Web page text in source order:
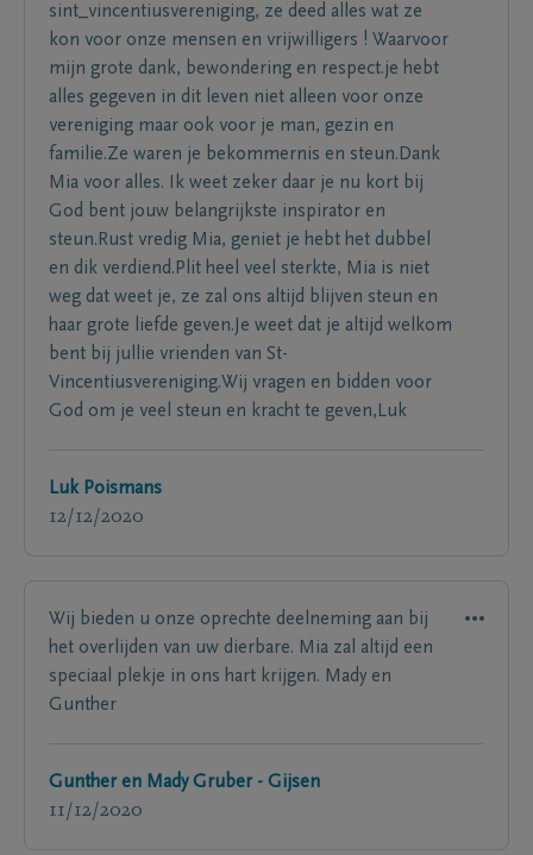
sint_vincentiusvereniging, ze deed alles wat ze
kon voor onze mensen en vrijwilligers ! Waarvoor
mijn grote dank, bewondering en respect.je hebt
alles gegeven in dit leven niet alleen voor onze
vereniging maar ook voor je man, gezin en
familie.Ze waren je bekommernis en steun.Dank
Mia voor alles. Ik weet zeker daar je nu kort bij
God bent jouw belangrijkste inspirator en
steun.Rust vredig Mia, geniet je hebt het dubbel
en dik verdiend.Plit heel veel sterkte, Mia is niet
weg dat weet je, ze zal ons altijd blijven steun en
haar grote liefde geven.Je weet dat je altijd welkom
bent bij jullie vrienden van St-
Vincentiusvereniging.Wij vragen en bidden voor
God om je veel steun en kracht te geven,Luk
Luk Poismans
12/12/2020
Wij bieden u onze oprechte deelneming aan bij
het overlijden van uw dierbare. Mia zal altijd een
speciaal plekje in ons hart krijgen. Mady en
Gunther
Gunther en Mady Gruber - Gijsen
11/12/2020